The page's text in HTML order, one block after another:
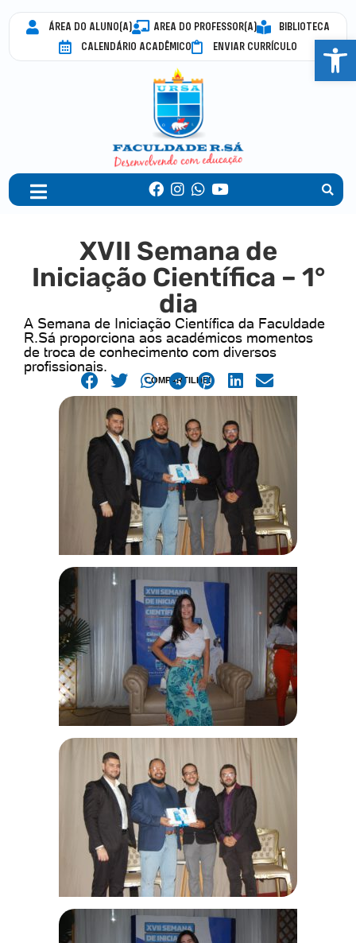
ÁREA DO ALUNO(A) AREA DO PROFESSOR(A)
BIBLIOTECA
CALENDÁRIO ACADÊMICO
ENVIAR CURRÍCULO
XVII Semana de
Iniciação Científica – 1°
dia
A Semana de Iniciação Científica da Faculdade
R.Sá proporciona aos académicos momentos
de troca de conhecimento com diversos
profissionais.
COMPARTILHE!
Abrir